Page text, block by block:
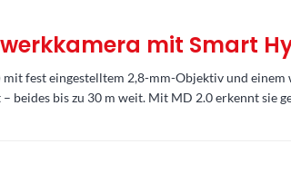
mit Smart
fest eingestelltem 2,8-mm-Objektiv und
bis zu 30 m weit. Mit MD 2.0 erkennt sie